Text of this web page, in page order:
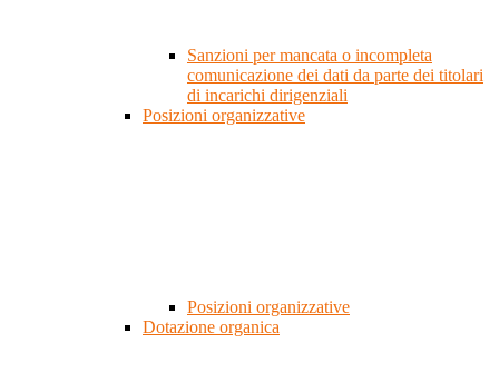
Sanzioni per mancata o incompleta
comunicazione dei dati da parte dei titolari
di incarichi dirigenziali
Posizioni organizzative
Posizioni organizzative
Dotazione organica